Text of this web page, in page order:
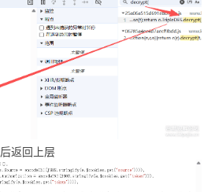
返回上层